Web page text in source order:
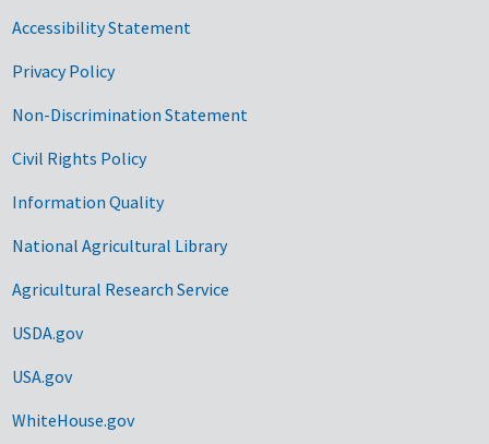
Accessibility Statement
Privacy Policy
Non-Discrimination Statement
Civil Rights Policy
Information Quality
National Agricultural Library
Agricultural Research Service
USDA.gov
USA.gov
WhiteHouse.gov